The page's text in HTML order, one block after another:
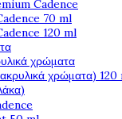
Cadence
70 ml
120 ml
χρώματα
χρώματα) 120